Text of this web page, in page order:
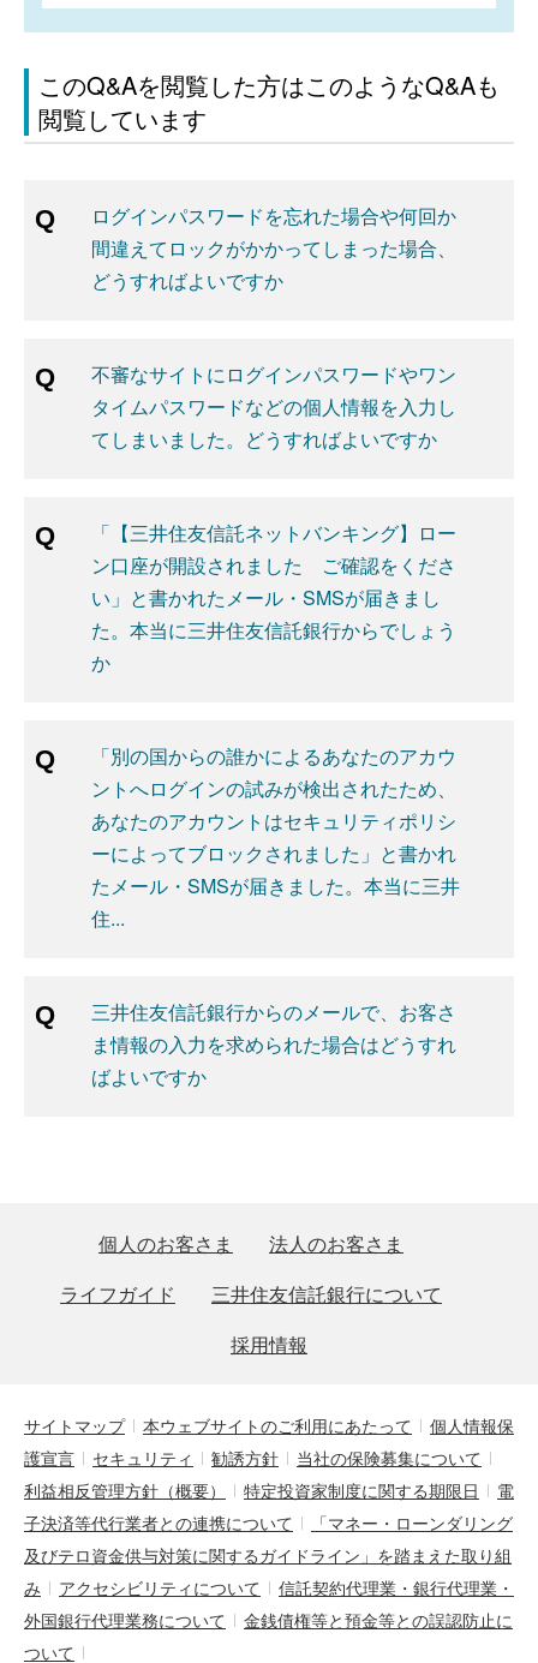
このQ&Aを閲覧した方はこのようなQ&Aも
閲覧しています
ログインパスワードを忘れた場合や何回か
間違えてロックがかかってしまった場合、
どうすればよいですか
不審なサイトにログインパスワードやワン
タイムパスワードなどの個人情報を入力し
てしまいました。どうすればよいですか
「【三井住友信託ネットバンキング】ロー
ン口座が開設されました ご確認をくださ
い」と書かれたメール・SMSが届きまし
た。本当に三井住友信託銀行からでしょう
か
「別の国からの誰かによるあなたのアカウ
ントへログインの試みが検出されたため、
あなたのアカウントはセキュリティポリシ
ーによってブロックされました」と書かれ
たメール・SMSが届きました。本当に三井
住...
三井住友信託銀行からのメールで、お客さ
ま情報の入力を求められた場合はどうすれ
ばよいですか
個人のお客さま
法人のお客さま
ライフガイド
三井住友信託銀行について
採用情報
サイトマップ 本ウェブサイトのご利用にあたって
個人情報保
護宣言
セキュリティ 勧誘方針
当社の保険募集について
利益相反管理方針（概要）
特定投資家制度に関する期限日
電
子決済等代行業者との連携について
「マネー・ローンダリング
及びテロ資金供与対策に関するガイドライン」を踏まえた取り組
み
アクセシビリティについて
信託契約代理業・銀行代理業・
外国銀行代理業務について
金銭債権等と預金等との誤認防止に
ついて